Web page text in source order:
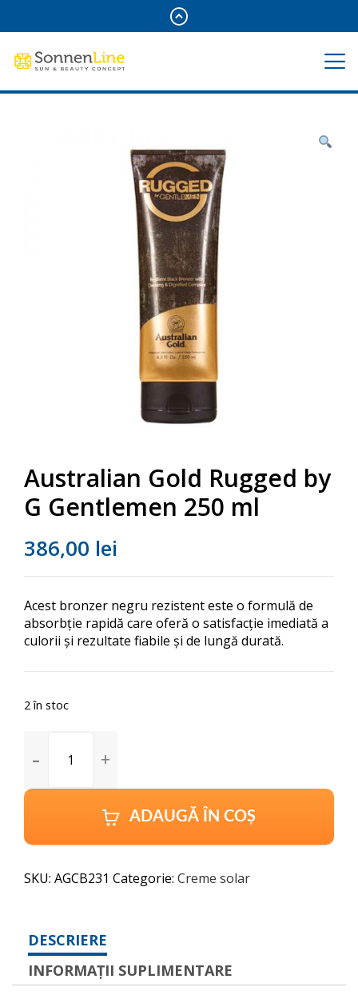
Australian Gold Rugged by
G Gentlemen 250 ml
386,00 lei
Acest bronzer negru rezistent este o formulă de
absorbție rapidă care oferă o satisfacție imediată a
culorii și rezultate fiabile și de lungă durată.
2 în stoc
Gold
by
Gentlemen
ml
ADAUGĂ ÎN COȘ
SKU: AGCB231 Categorie: Creme solar
DESCRIERE
INFORMAȚII SUPLIMENTARE